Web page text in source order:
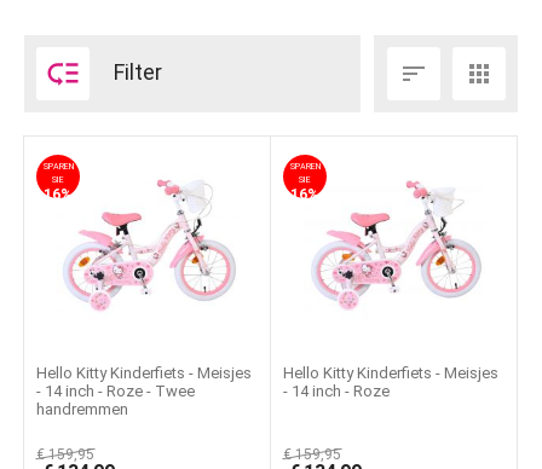
 Filter  
SPAREN
SIE
16%
Hello Kitty Kinderfiets - Meisjes
- 14 inch - Roze - Twee
handremmen
€159,95
SPAREN
SIE
16%
Hello Kitty Kinderfiets - Meisjes
- 14 inch - Roze
€159,95